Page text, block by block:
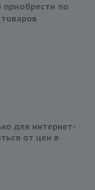
по
для интернет-
от цен в